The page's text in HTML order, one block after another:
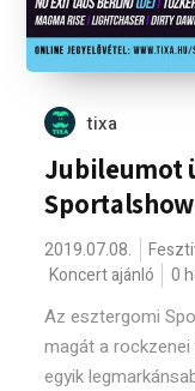
tixa
Jubileumot
Sportalshow
2019.07.08.
Koncert ajánló
0
Az esztergomi
magát a
egyik